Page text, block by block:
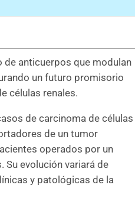
de anticuerpos que modulan
un futuro promisorio
células renales.
de carcinoma de células
de un tumor
operados por un
evolución variará de
y patológicas de la